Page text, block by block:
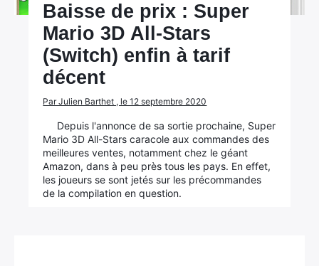
Baisse de prix : Super
Mario 3D All-Stars
(Switch) enfin à tarif
décent
Par Julien Barthet , le 12 septembre 2020
Depuis l'annonce de sa sortie prochaine, Super
Mario 3D All-Stars caracole aux commandes des
meilleures ventes, notamment chez le géant
Amazon, dans à peu près tous les pays. En effet,
les joueurs se sont jetés sur les précommandes
de la compilation en question.